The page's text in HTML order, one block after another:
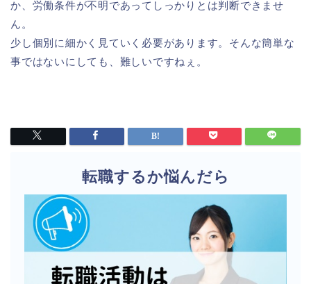
か、労働条件が不明であってしっかりとは判断できませ
ん。
少し個別に細かく見ていく必要があります。そんな簡単な
事ではないにしても、難しいですねぇ。
転職するか悩んだら